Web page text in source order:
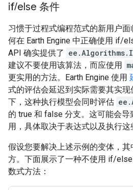
if/else 条件
习惯于过程式编程范式的新用户
何在 Earth Engine 中正确使用 if/
API 确实提供了
建议不要使用该算法，而应使用
更实用的方法。Earth Engine 使用
式的评估会延迟到实际需要其实
下，这种执行模型会同时评估
的 true 和 false 分支。这可能会
用，具体取决于表达式以及执行这
假设您要解决上述示例的变体，
方。下面展示了一种不使用 if/
数式方法：